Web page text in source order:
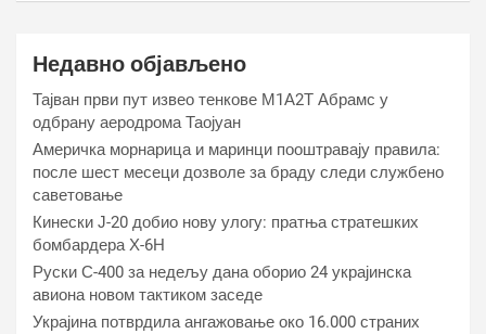
Недавно објављено
Тајван први пут извео тенкове М1А2Т Абрамс у
одбрану аеродрома Таојуан
Америчка морнарица и маринци пооштравају правила:
после шест месеци дозволе за браду следи службено
саветовање
Кинески Ј-20 добио нову улогу: пратња стратешких
бомбардера Х-6Н
Руски С-400 за недељу дана оборио 24 украјинска
авиона новом тактиком заседе
Украјина потврдила ангажовање око 16.000 страних